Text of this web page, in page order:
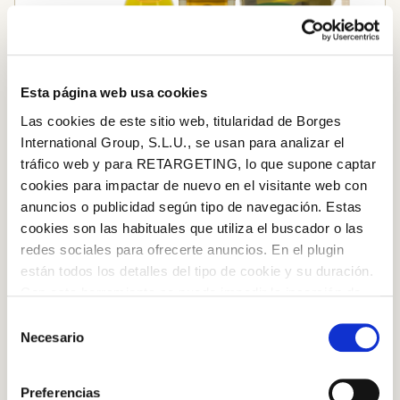
Esta página web usa cookies
Las cookies de este sitio web, titularidad de Borges
International Group, S.L.U., se usan para analizar el
tráfico web y para RETARGETING, lo que supone captar
cookies para impactar de nuevo en el visitante web con
anuncios o publicidad según tipo de navegación. Estas
cookies son las habituales que utiliza el buscador o las
redes sociales para ofrecerte anuncios. En el plugin
están todos los detalles del tipo de cookie y su duración.
la web aparece cómo evitar las cookies en el navegador.
Si se desea ver otra vez esta notificación navegar en
privado y aparecerá de nuevo. Le informamos que aún
Necesario
Preferencias
Extra Virgin Olive Oil
Step 1